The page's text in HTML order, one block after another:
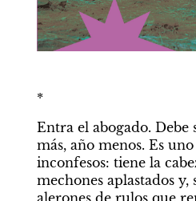
*
Entra el abogado. Debe
más, año menos. Es
inconfesos: tiene la
mechones aplastados y,